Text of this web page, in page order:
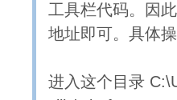
工具栏代码。因
地址即可。具体
进入这个目录